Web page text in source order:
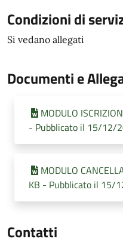
Condizioni di
Si vedano allegati
Documenti e
MODULO
- Pubblicato il 15/12/
MODULO
KB - Pubblicato il 15/
Contatti